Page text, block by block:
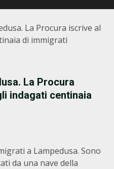
La Procura iscrive al
di immigrati
La Procura
indagati centinaia
a Lampedusa. Sono
da una nave della